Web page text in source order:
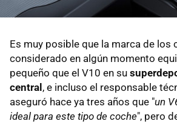
Es muy posible que la marca de los
considerado en algún momento
pequeño que el V10 en su
central , e incluso el responsable
aseguró hace ya tres años que "un
ideal para este tipo de coche", pero